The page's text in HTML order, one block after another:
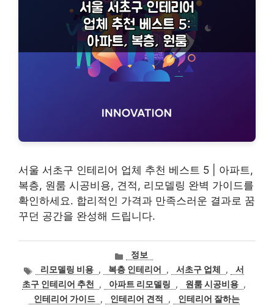
서울 서초구 인테리어 업체 추천 베스트 5 | 아파트,
복층, 원룸 시공비용, 견적, 리모델링 완벽 가이드를
확인하세요. 합리적인 가격과 만족스러운 결과로 꿈
꾸던 공간을 완성해 드립니다.
카
테
고
리
정보
태
그
리모델링 비용 , 복층 인테리어 , 서초구 업체 ,
서
초구 인테리어 추천
, 아파트 리모델링 , 원룸 시공비용 ,
인테리어 가이드 , 인테리어 견적 ,
인테리어 잘하는